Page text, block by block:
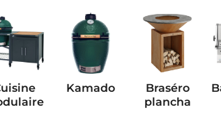
LetzQ Looft
Kamado
Braséro
plancha